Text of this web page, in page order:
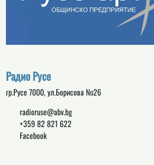
Радио Русе
гр.Русе 7000, ул.Борисова №26
radioruse@abv.bg
+359 82 821 622
Facebook